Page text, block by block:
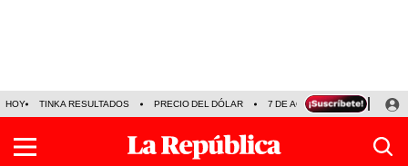
HOY TINKA RESULTADOS PRECIO DEL DÓLAR 7 DE AGOSTO OLLANTA